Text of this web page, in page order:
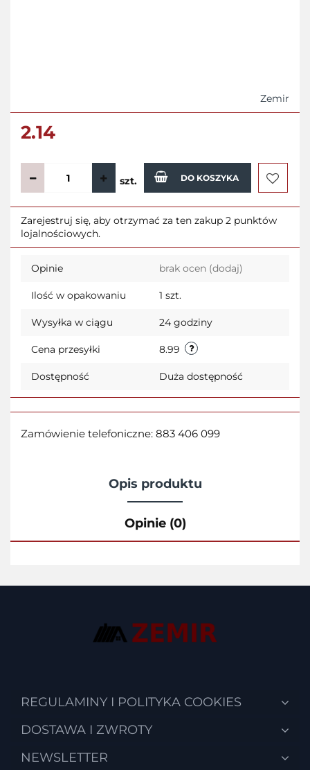
Zemir
2.14
szt. DO KOSZYKA
Do
Zarejestruj się, aby otrzymać za ten zakup 2 punktów
lojalnościowych.
Opinie brak ocen (dodaj)
Ilość w opakowaniu 1 szt.
Wysyłka w ciągu 24 godziny
Cena przesyłki 8.99
Dostępność Duża dostępność
Zamówienie telefoniczne: 883 406 099
Opis produktu
Opinie (0)
REGULAMINY I POLITYKA COOKIES
DOSTAWA I ZWROTY
NEWSLETTER